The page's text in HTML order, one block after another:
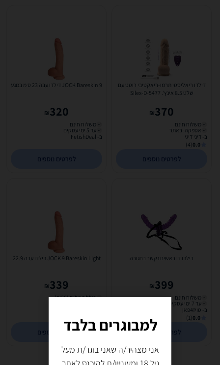
דילדו ריאליסטי תרמו-ריאקטיבי רוטט עם
שלט 8.5 אינץ'. Silex-D-5477
370
₪
משלוח חינם
אספקה: באתר
ב- דיגי דיגי
0.0
(4)
לפרטים נוספים
JOCK Bareskin 9 דילדו עבה 23 ס מ במגע
320
₪
משלוח חינם
עד 5 ימי עסקים
ב- FetishDeal
לפרטים נוספים
דילדו דו ראשים נקשר בחגורה
399
₪
משלוח חינם
עד 7 ימי עסקים
ב- טויז4פאן
0.0
(1)
לפרטים נוספים
JOCK 9 Bareskin Light דילדו עבה 22.9
339
₪
כולל משלוח (₪20)
לפרטים נוספיםלמבוגרים בלבד
אני מצהיר/ה שאני בוגר/ת מעל